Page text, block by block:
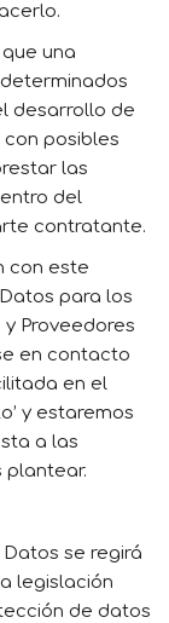
una
desarrollo de
posibles
las
del
contratante.
con este
para los
Proveedores
en contacto
en el
y estaremos
a las
plantear.
se regirá
legislación
de datos